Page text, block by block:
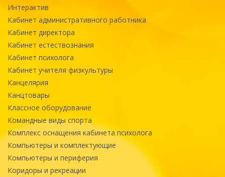
Интерактив
Кабинет административного работника
Кабинет директора
Кабинет естествознания
Кабинет психолога
Кабинет учителя физкультуры
Канцелярия
Канцтовары
Классное оборудование
Командные виды спорта
Комплекс оснащения кабинета психолога
Компьютеры и комплектующие
Компьютеры и периферия
Коридоры и рекреации